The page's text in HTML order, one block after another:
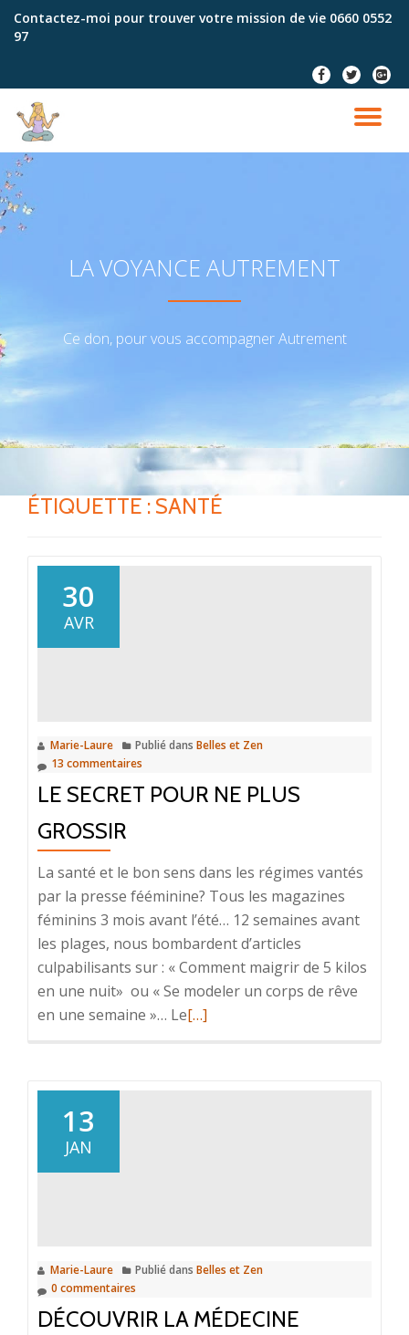
Aller
Contactez-moi pour trouver votre mission de vie 0660 0552
97
fa-
facebook
fa-
twitter
fa-
plus-
LA VOYANCE AUTREMENT
Ce don, pour vous accompagner Autrement
ÉTIQUETTE : SANTÉ
30
AVR
Marie-Laure Publié dans Belles et Zen
13 commentaires
LE SECRET POUR NE PLUS
GROSSIR
La santé et le bon sens dans les régimes vantés
par la presse fééminine? Tous les magazines
féminins 3 mois avant l’été… 12 semaines avant
les plages, nous bombardent d’articles
culpabilisants sur : « Comment maigrir de 5 kilos
en une nuit» ou « Se modeler un corps de rêve
en une semaine »… LeEn
[…]
13
JAN
Marie-Laure Publié dans Belles et Zen
0 commentaires
DÉCOUVRIR LA MÉDECINE